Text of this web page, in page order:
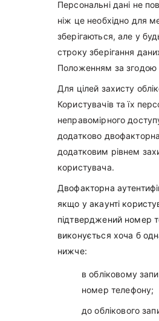
Персональні дані не
ніж це необхідно для
зберігаються, але у
строку зберігання
Положенням за згодою
Для цілей захисту
Користувачів та їх
неправомірного
додатково
додатковим рівнем
користувача.
Двофакторна
якщо у акаунті
підтверджений номер
виконується хоча б
нижче:
в обліковому
номер телефону;
до облікового